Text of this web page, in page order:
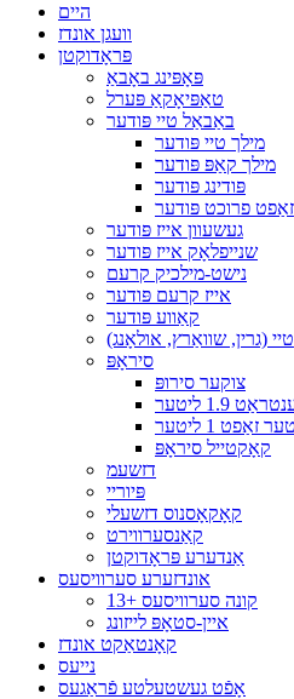
היים
וועגן אונדז
פּראָדוקטן
פּאָפּינג באָבאַ
טאַפּיאָקאַ פּערל
באַבאַל טיי פּודער
מילך טיי פּודער
מילך קאַפּ פּודער
פּודינג פּודער
זאַפט פרוכט פּודער
געשעוון אייז פּודער
שנייפלאָק אייז פּודער
נישט-מילכיק קרעם
אייז קרעם פּודער
קאַווע פּודער
טיי (גרין, שוואַרץ, אולאָנג)
סיראָפּ
צוקער סירופּ
1.9 ליטער
1 ליטער
קאָקטייל סיראָפּ
דזשעמ
פּיוריי
קאָקאָסנוס דזשעלי
קאַנסערווירט
אַנדערע פּראָדוקטן
אונדזערע סערוויסעס
13+ קונה סערוויסעס
איין-סטאָפּ לייזונג
קאָנטאַקט אונדז
נייעס
אָפֿט געשטעלטע פֿראַגעס